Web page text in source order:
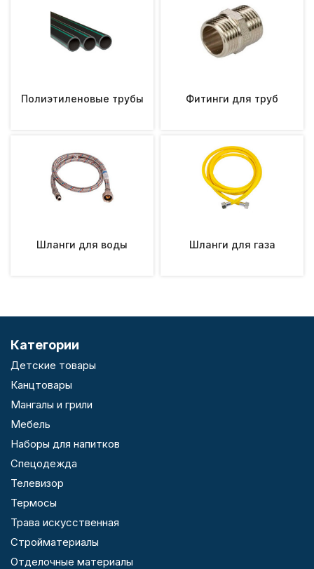
Полиэтиленовые трубы Фитинги для труб
Шланги для воды Шланги для газа
Категории
Детские товары
Канцтовары
Мангалы и грили
Мебель
Наборы для напитков
Спецодежда
Телевизор
Термосы
Трава искусственная
Стройматериалы
Отделочные материалы